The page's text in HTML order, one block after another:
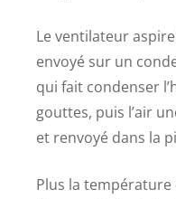
Le ventilateur
envoyé sur un
qui fait condenser
gouttes, puis l’air
et renvoyé dans la
Plus la température